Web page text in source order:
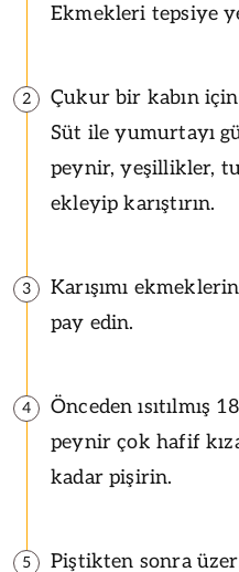
Ekmekleri tepsiye
2
Çukur bir kabın
Süt ile yumurtayı
peynir, yeşillikler,
ekleyip karıştırın.
3
Karışımı
pay edin.
4
Önceden ısıtılmış
peynir çok hafif
kadar pişirin.
5
Piştikten sonra